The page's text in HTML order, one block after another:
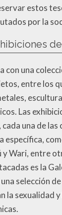
estos
por la
con una
entre los
Las
una de las
específica,
y Wari, entre
es la
selección
la sexualidad